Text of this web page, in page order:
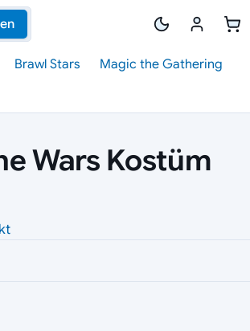
Brawl Stars
Magic the Gathering
Wars Kostüm